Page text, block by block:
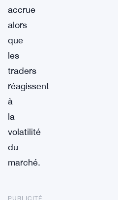
accrue
alors
que
les
traders
réagissent
à
la
volatilité
du
marché.
PUBLICITÉ